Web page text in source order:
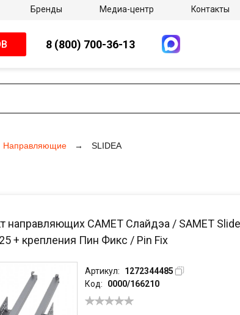
Направляющие SLIDEA
направляющих САМЕТ Слайдэа / SAMET
+ крепления Пин Фикс / Pin Fix
Артикул:
1272344485
Код:
0000/166210
Бренды Медиа-центр Контакты
8 (800) 700-36-13